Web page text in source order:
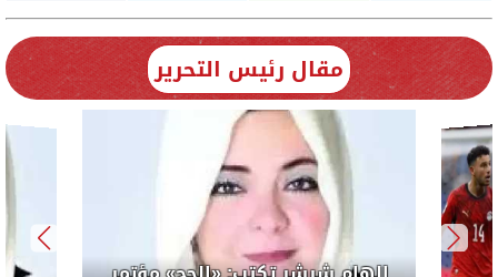
مقال رئيس التحرير